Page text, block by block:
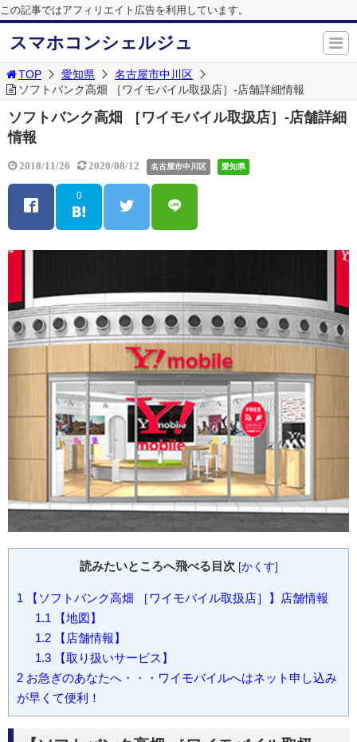
この記事ではアフィリエイト広告を利用しています。
スマホコンシェルジュ
TOP 愛知県
名古屋市中川区
ソフトバンク高畑 ［ワイモバイル取扱店］-店舗詳細情報
ソフトバンク高畑 ［ワイモバイル取扱店］-店舗詳細
情報
2018/11/26 2020/08/12 名古屋市中川区 愛知県
0
読みたいところへ飛べる目次 [かくす]
1 【ソフトバンク高畑 ［ワイモバイル取扱店］】店舗情報
1.1【地図】
1.2【店舗情報】
1.3【取り扱いサービス】
2 お急ぎのあなたへ・・・ワイモバイルへはネット申し込み
が早くて便利！